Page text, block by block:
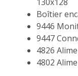
Boîtier
9446
9447
4826
4802